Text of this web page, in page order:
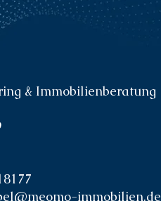
& Immobilienberatung
immobilien.de